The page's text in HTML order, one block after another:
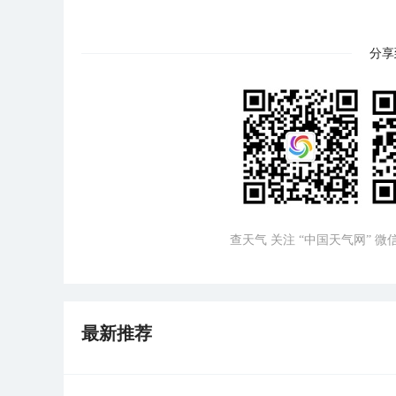
分
查天气 关注 “中国天气网” 微
最新推荐